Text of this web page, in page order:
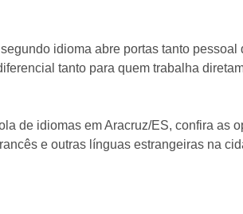
idioma abre portas tanto
tanto para quem trabalha
de idiomas em Aracruz/ES, confira as
e outras línguas estrangeiras na